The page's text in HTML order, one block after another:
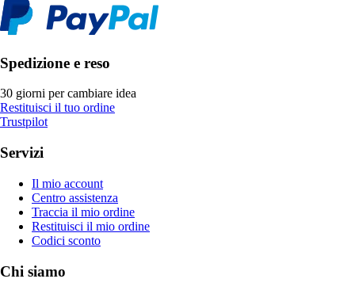
Spedizione e reso
30 giorni per cambiare idea
Restituisci il tuo ordine
Trustpilot
Servizi
Il mio account
Centro assistenza
Traccia il mio ordine
Restituisci il mio ordine
Codici sconto
Chi siamo